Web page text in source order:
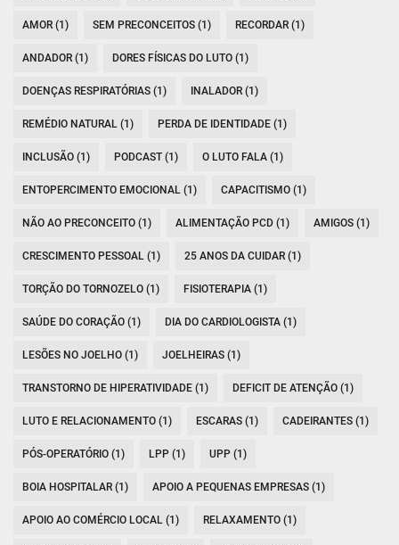
AMOR (1) SEM PRECONCEITOS (1) RECORDAR (1)
ANDADOR (1) DORES FÍSICAS DO LUTO (1)
DOENÇAS RESPIRATÓRIAS (1) INALADOR (1)
REMÉDIO NATURAL (1) PERDA DE IDENTIDADE (1)
INCLUSÃO (1) PODCAST (1) O LUTO FALA (1)
ENTOPERCIMENTO EMOCIONAL (1) CAPACITISMO (1)
NÃO AO PRECONCEITO (1) ALIMENTAÇÃO PCD (1) AMIGOS (1)
CRESCIMENTO PESSOAL (1) 25 ANOS DA CUIDAR (1)
TORÇÃO DO TORNOZELO (1) FISIOTERAPIA (1)
SAÚDE DO CORAÇÃO (1) DIA DO CARDIOLOGISTA (1)
LESÕES NO JOELHO (1) JOELHEIRAS (1)
TRANSTORNO DE HIPERATIVIDADE (1) DEFICIT DE ATENÇÃO (1)
LUTO E RELACIONAMENTO (1) ESCARAS (1) CADEIRANTES (1)
PÓS-OPERATÓRIO (1) LPP (1) UPP (1)
BOIA HOSPITALAR (1) APOIO A PEQUENAS EMPRESAS (1)
APOIO AO COMÉRCIO LOCAL (1) RELAXAMENTO (1)